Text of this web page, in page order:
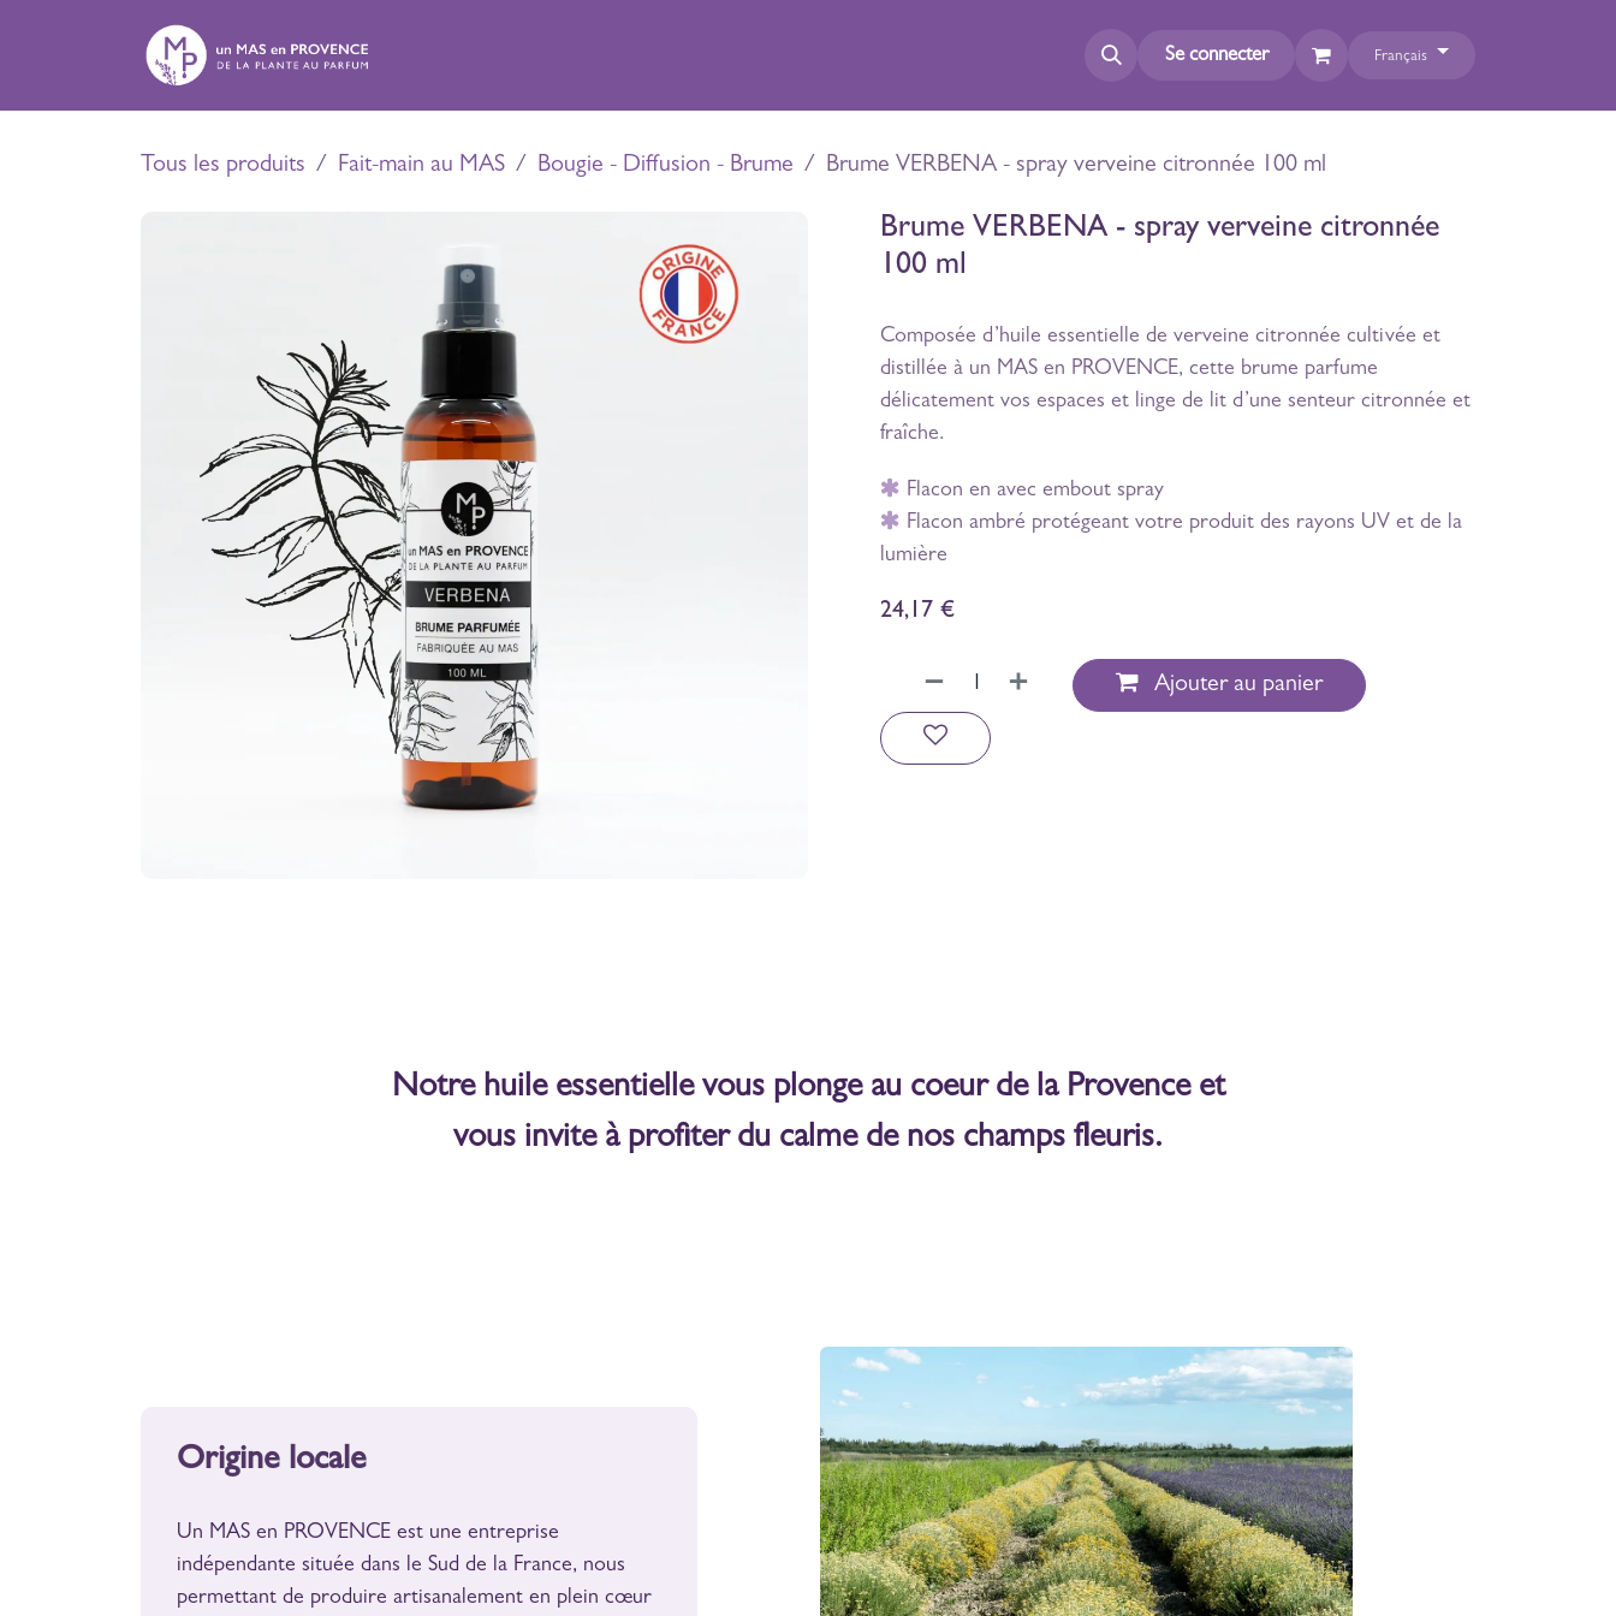
Se connecter Français
Tous les produits Fait-main au MAS Bougie - Diffusion - Brume Brume VERBENA - spray verveine citronnée 100 ml
Brume VERBENA - spray verveine citronnée
100 ml
Composée d’huile essentielle de verveine citronnée cultivée et
distillée à un MAS en PROVENCE, cette brume parfume
délicatement vos espaces et linge de lit d’une senteur citronnée et
fraîche.
Flacon en avec embout spray
Flacon ambré protégeant votre produit des rayons UV et de la
lumière
24,17 €
Ajouter au panier
Notre huile essentielle vous plonge au coeur de la Provence et
vous invite à profiter du calme de nos champs fleuris.
Origine locale
Un MAS en PROVENCE est une entreprise
indépendante située dans le Sud de la France, nous
permettant de produire artisanalement en plein cœur